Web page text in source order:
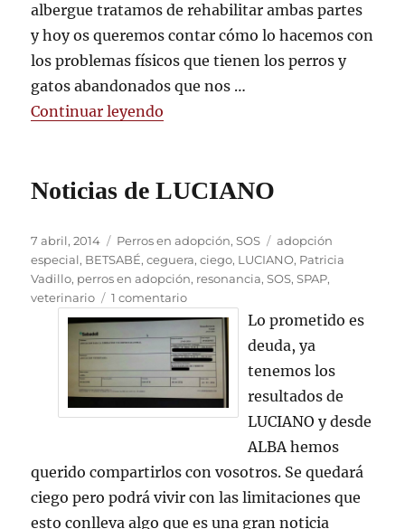
albergue tratamos de rehabilitar ambas partes
y hoy os queremos contar cómo lo hacemos con
los problemas físicos que tienen los perros y
gatos abandonados que nos …
Continuar leyendo
Noticias de LUCIANO
Publicado
el
7 abril, 2014 Categorías
Perros en adopción,SOS Etiquetas
adopción
especial, BETSABÉ,ceguera,ciego, LUCIANO, Patricia
Vadillo, perros en adopción, resonancia,SOS,SPAP,
veterinario
1 comentarioen
Noticias
de
LUCIANO
Lo prometido es
deuda, ya
tenemos los
resultados de
LUCIANO y desde
ALBA hemos
querido compartirlos con vosotros. Se quedará
ciego pero podrá vivir con las limitaciones que
esto conlleva algo que es una gran noticia